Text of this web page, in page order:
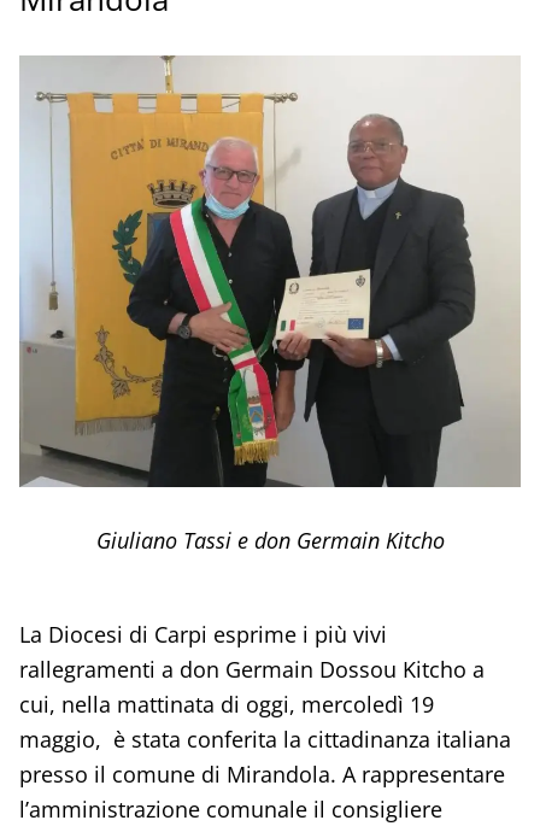
Giuliano Tassi e don Germain Kitcho
La Diocesi di Carpi esprime i più vivi
rallegramenti a don Germain Dossou Kitcho a
cui, nella mattinata di oggi, mercoledì 19
maggio, è stata conferita la cittadinanza italiana
presso il comune di Mirandola. A rappresentare
l’amministrazione comunale il consigliere